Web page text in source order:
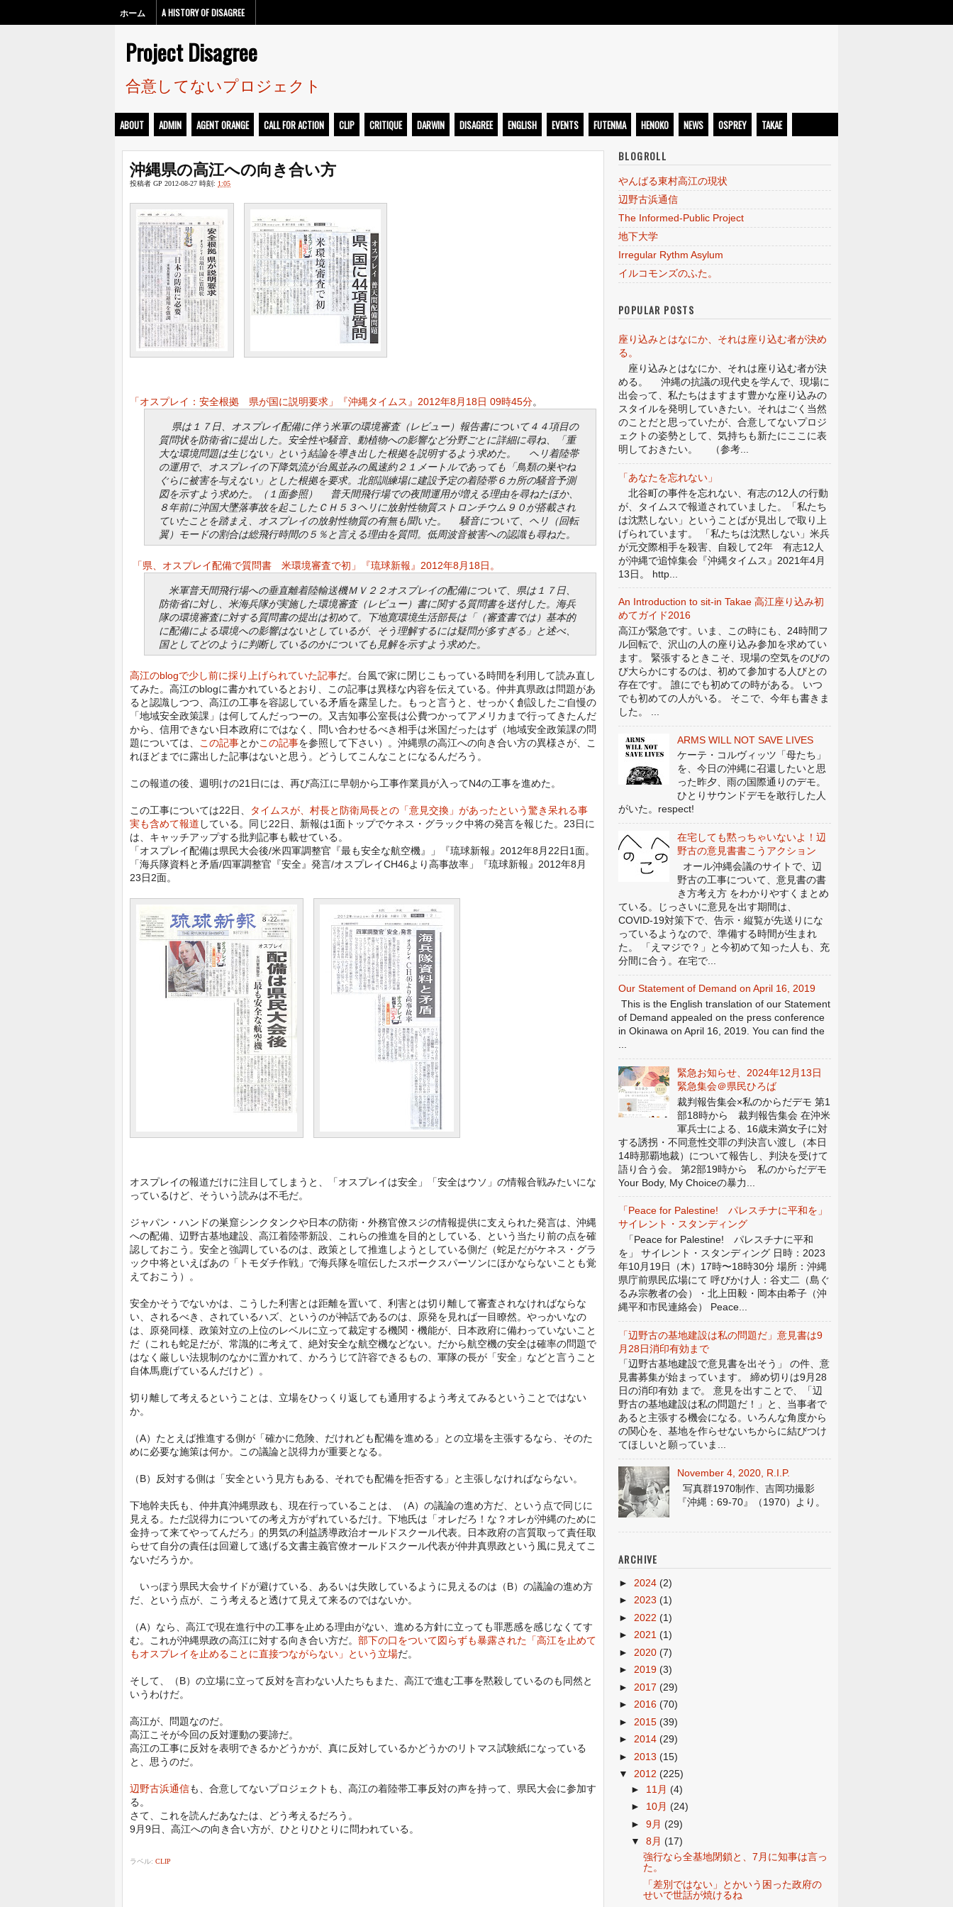
ホーム A HISTORY OF DISAGREE
Project Disagree
合意してないプロジェクト
ABOUT ADMIN AGENT ORANGE CALL FOR ACTION CLIP CRITIQUE DARWIN DISAGREE ENGLISH EVENTS FUTENMA HENOKO NEWS OSPREY TAKAE
沖縄県の高江への向き合い方
投稿者 GP 2012-08-27 時刻: 1:05
「オスプレイ：安全根拠 県が国に説明要求」『沖縄タイムス』2012年8月18日 09時45分。
県は１７日、オスプレイ配備に伴う米軍の環境審査（レビュー）報告書について４４項目の
質問状を防衛省に提出した。安全性や騒音、動植物への影響など分野ごとに詳細に尋ね、「重
大な環境問題は生じない」という結論を導き出した根拠を説明するよう求めた。 ヘリ着陸帯
の運用で、オスプレイの下降気流が台風並みの風速約２１メートルであっても「鳥類の巣やね
ぐらに被害を与えない」とした根拠を要求。北部訓練場に建設予定の着陸帯６カ所の騒音予測
図を示すよう求めた。（１面参照） 普天間飛行場での夜間運用が増える理由を尋ねたほか、
８年前に沖国大墜落事故を起こしたＣＨ５３ヘリに放射性物質ストロンチウム９０が搭載され
ていたことを踏まえ、オスプレイの放射性物質の有無も聞いた。 騒音について、ヘリ（回転
翼）モードの割合は総飛行時間の５％と言える理由を質問。低周波音被害への認識も尋ねた。
「県、オスプレイ配備で質問書 米環境審査で初」『琉球新報』2012年8月18日。
米軍普天間飛行場への垂直離着陸輸送機ＭＶ２２オスプレイの配備について、県は１７日、
防衛省に対し、米海兵隊が実施した環境審査（レビュー）書に関する質問書を送付した。海兵
隊の環境審査に対する質問書の提出は初めて。下地寛環境生活部長は「（審査書では）基本的
に配備による環境への影響はないとしているが、そう理解するには疑問が多すぎる」と述べ、
国としてどのように判断しているのかについても見解を示すよう求めた。
高江のblogで少し前に採り上げられていた記事だ。台風で家に閉じこもっている時間を利用して読み直し
てみた。高江のblogに書かれているとおり、この記事は異様な内容を伝えている。仲井真県政は問題があ
ると認識しつつ、高江の工事を容認している矛盾を露呈した。もっと言うと、せっかく創設したご自慢の
「地域安全政策課」は何してんだっつーの。又吉知事公室長は公費つかってアメリカまで行ってきたんだ
から、信用できない日本政府にではなく、問い合わせるべき相手は米国だったはず（地域安全政策課の問
題については、
この記事とかこの記事を参照して下さい）。沖縄県の高江への向き合い方の異様さが、こ
れほどまでに露出した記事はないと思う。どうしてこんなことになるんだろう。
この報道の後、週明けの21日には、再び高江に早朝から工事作業員が入ってN4の工事を進めた。
この工事については22日、
タイムスが、村長と防衛局長との「意見交換」があったという驚き呆れる事
実も含めて報道 している。同じ22日、新報は1面トップでケネス・グラック中将の発言を報じた。23日に
は、キャッチアップする批判記事も載せている。
「オスプレイ配備は県民大会後/米四軍調整官『最も安全な航空機』」『琉球新報』2012年8月22日1面。
「海兵隊資料と矛盾/四軍調整官『安全』発言/オスプレイCH46より高事故率」『琉球新報』2012年8月
23日2面。
オスプレイの報道だけに注目してしまうと、「オスプレイは安全」「安全はウソ」の情報合戦みたいにな
っているけど、そういう読みは不毛だ。
ジャパン・ハンドの巣窟シンクタンクや日本の防衛・外務官僚スジの情報提供に支えられた発言は、沖縄
への配備、辺野古基地建設、高江着陸帯新設、これらの推進を目的としている、という当たり前の点を確
認しておこう。安全と強調しているのは、政策として推進しようとしている側だ（蛇足だがケネス・グラ
ック中将といえばあの「トモダチ作戦」で海兵隊を喧伝したスポークスパーソンにほかならないことも覚
えておこう）。
安全かそうでないかは、こうした利害とは距離を置いて、利害とは切り離して審査されなければならな
い、されるべき、されているハズ、というのが神話であるのは、原発を見れば一目瞭然。やっかいなの
は、原発同様、政策対立の上位のレベルに立って裁定する機関・機能が、日本政府に備わっていないこと
だ（これも蛇足だが、常識的に考えて、絶対安全な航空機などない。だから航空機の安全は確率の問題で
はなく厳しい法規制のなかに置かれて、かろうじて許容できるもの、軍隊の長が「安全」などと言うこと
自体馬鹿げているんだけど）。
切り離して考えるということは、立場をひっくり返しても通用するよう考えてみるということではない
か。
（A）たとえば推進する側が「確かに危険、だけれども配備を進める」との立場を主張するなら、そのた
めに必要な施策は何か。この議論と説得力が重要となる。
（B）反対する側は「安全という見方もある、それでも配備を拒否する」と主張しなければならない。
下地幹夫氏も、仲井真沖縄県政も、現在行っていることは、（A）の議論の進め方だ、という点で同じに
見える。ただ説得力についての考え方がずれているだけ。下地氏は「オレだろ！な？オレが沖縄のために
金持って来てやってんだろ」的男気の利益誘導政治オールドスクール代表。日本政府の言質取って責任取
らせて自分の責任は回避して逃げる文書主義官僚オールドスクール代表が仲井真県政という風に見えてこ
ないだろうか。
いっぽう県民大会サイドが避けている、あるいは失敗しているように見えるのは（B）の議論の進め方
だ、という点が、こう考えると透けて見えて来るのではないか。
（A）なら、高江で現在進行中の工事を止める理由がない、進める方針に立っても罪悪感を感じなくてす
む。これが沖縄県政の高江に対する向き合い方だ。 部下の口をついて図らずも暴露された「高江を止めて
もオスプレイを止めることに直接つながらない」という立場だ。
そして、（B）の立場に立って反対を言わない人たちもまた、高江で進む工事を黙殺しているのも同然と
いうわけだ。
高江が、問題なのだ。
高江こそが今回の反対運動の要諦だ。
高江の工事に反対を表明できるかどうかが、真に反対しているかどうかのリトマス試験紙になっている
と、思うのだ。
辺野古浜通信も、合意してないプロジェクトも、高江の着陸帯工事反対の声を持って、県民大会に参加す
る。
さて、これを読んだあなたは、どう考えるだろう。
9月9日、高江への向き合い方が、ひとりひとりに問われている。
ラベル: CLIP
BLOGROLL
やんばる東村高江の現状
辺野古浜通信
The Informed-Public Project
地下大学
Irregular Rythm Asylum
イルコモンズのふた。
POPULAR POSTS
座り込みとはなにか、それは座り込む者が決め
る。
座り込みとはなにか、それは座り込む者が決
める。 沖縄の抗議の現代史を学んで、現場に
出会って、私たちはますます豊かな座り込みの
スタイルを発明していきたい。それはごく当然
のことだと思っていたが、合意してないプロジ
ェクトの姿勢として、気持ちも新たにここに表
明しておきたい。 （参考...
「あなたを忘れない」
北谷町の事件を忘れない、有志の12人の行動
が、タイムスで報道されていました。「私たち
は沈黙しない」ということばが見出しで取り上
げられています。 「私たちは沈黙しない」米兵
が元交際相手を殺害、自殺して2年 有志12人
が沖縄で追悼集会『沖縄タイムス』2021年4月
13日。 http...
An Introduction to sit-in Takae 高江座り込み初
めてガイド2016
高江が緊急です。いま、この時にも、24時間フ
ル回転で、沢山の人の座り込み参加を求めてい
ます。 緊張するときこそ、現場の空気をのびの
び大らかにするのは、初めて参加する人びとの
存在です。 誰にでも初めての時がある。 いつ
でも初めての人がいる。 そこで、今年も書きま
した。 ...
ARMS WILL NOT SAVE LIVES
ケーテ・コルヴィッツ「母たち」
を、今日の沖縄に召還したいと思
った昨夕、雨の国際通りのデモ。
ひとりサウンドデモを敢行した人
がいた。respect!
在宅しても黙っちゃいないよ！辺
野古の意見書書こうアクション
オール沖縄会議のサイトで、辺
野古の工事について、意見書の書
き方考え方 をわかりやすくまとめ
ている。じっさいに意見を出す期間は、
COVID-19対策下で、告示・縦覧が先送りにな
っているようなので、準備する時間が生まれ
た。 「えマジで？」と今初めて知った人も、充
分間に合う。在宅で...
Our Statement of Demand on April 16, 2019
This is the English translation of our Statement
of Demand appealed on the press conference
in Okinawa on April 16, 2019. You can find the
緊急お知らせ、2024年12月13日
緊急集会＠県民ひろば
裁判報告集会×私のからだデモ 第1
部18時から 裁判報告集会 在沖米
軍兵士による、16歳未満女子に対
する誘拐・不同意性交罪の判決言い渡し（本日
14時那覇地裁）について報告し、判決を受けて
語り合う会。 第2部19時から 私のからだデモ
Your Body, My Choiceの暴力...
「Peace for Palestine! パレスチナに平和を」
サイレント・スタンディング
「Peace for Palestine! パレスチナに平和
を」 サイレント・スタンディング 日時：2023
年10月19日（木）17時〜18時30分 場所：沖縄
県庁前県民広場にて 呼びかけ人：谷丈二（島ぐ
るみ宗教者の会）・北上田毅・岡本由希子（沖
縄平和市民連絡会） Peace...
「辺野古の基地建設は私の問題だ」意見書は9
月28日消印有効まで
「辺野古基地建設で意見書を出そう」 の件、意
見書募集が始まっています。 締め切りは9月28
日の消印有効 まで。 意見を出すことで、「辺
野古の基地建設は私の問題だ！」と、当事者で
あると主張する機会になる。いろんな角度から
の関心を、基地を作らせないちからに結びつけ
てほしいと願っていま...
November 4, 2020, R.I.P.
写真群1970制作、吉岡功撮影
『沖縄：69-70』（1970）より。
ARCHIVE
► 2024 (2)
► 2023 (1)
► 2022 (1)
► 2021 (1)
► 2020 (7)
► 2019 (3)
► 2017 (29)
► 2016 (70)
► 2015 (39)
► 2014 (29)
► 2013 (15)
▼
2012 (225)
► 11月 (4)
► 10月 (24)
► 9月 (29)
▼
8月 (17)
強行なら全基地閉鎖と、7月に知事は言っ
た。
「差別ではない」とかいう困った政府の
せいで世話が焼けるね